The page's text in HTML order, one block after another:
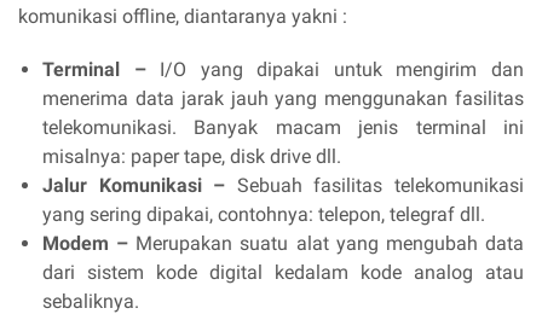
komunikasi offline, diantaranya yakni :
Terminal –I/O yang dipakai untuk mengirim dan
menerima data jarak jauh yang menggunakan fasilitas
telekomunikasi. Banyak macam jenis terminal ini
misalnya: paper tape, disk drive dll.
Jalur Komunikasi – Sebuah fasilitas telekomunikasi
yang sering dipakai, contohnya: telepon, telegraf dll.
Modem – Merupakan suatu alat yang mengubah data
dari sistem kode digital kedalam kode analog atau
sebaliknya.